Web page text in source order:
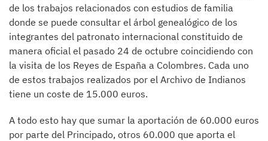
de los trabajos relacionados con estudios de familia
donde se puede consultar el árbol genealógico de los
integrantes del patronato internacional constituido de
manera oficial el pasado 24 de octubre coincidiendo con
la visita de los Reyes de España a Colombres. Cada uno
de estos trabajos realizados por el Archivo de Indianos
tiene un coste de 15.000 euros.
A todo esto hay que sumar la aportación de 60.000 euros
por parte del Principado, otros 60.000 que aporta el